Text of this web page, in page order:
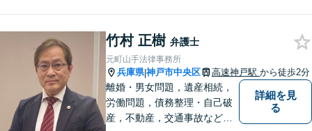
目指します。どんなささいな
事でも、お気軽にご相談くだ
さい。
竹村 正樹 弁護士
元町山手法律事務所
兵庫県|神戸市中央区 高速神戸駅 から徒歩2分
離婚・男女問題，遺産相続，
労働問題，債務整理・自己破
産，不動産，交通事故など生
詳細を見
る